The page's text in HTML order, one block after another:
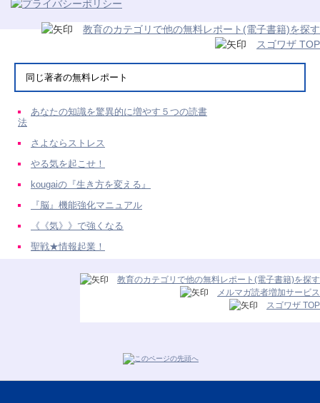
教育のカテゴリで他の無料レポート(電子書籍)を探す
スゴワザ TOP
同じ著者の無料レポート
あなたの知識を驚異的に増やす５つの読書
法
さよならストレス
やる気を起こせ！
kougaiの『生き方を変える』
『脳』機能強化マニュアル
《《気》》で強くなる
聖戦★情報起業！
教育のカテゴリで他の無料レポート(電子書籍)を探す
メルマガ読者増加サービス
スゴワザ TOP